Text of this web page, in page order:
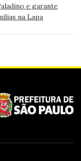
e garante
na Lapa